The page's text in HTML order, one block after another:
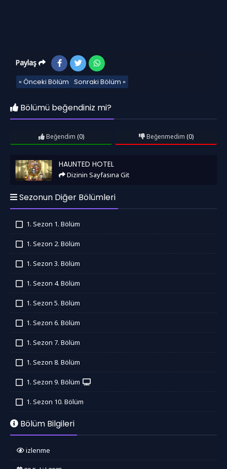
Paylaş
« Önceki Bölüm Sonraki Bölüm »
Bölümü beğendiniz mi?
Beğendim (0) Beğenmedim (0)
Haunted Hotel HAUNTED HOTEL
Dizinin Sayfasına Git
Sezonun Diğer Bölümleri
1. Sezon 1. Bölüm
1. Sezon 2. Bölüm
1. Sezon 3. Bölüm
1. Sezon 4. Bölüm
1. Sezon 5. Bölüm
1. Sezon 6. Bölüm
1. Sezon 7. Bölüm
1. Sezon 8. Bölüm
1. Sezon 9. Bölüm
1. Sezon 10. Bölüm
Bölüm Bilgileri
izlenme